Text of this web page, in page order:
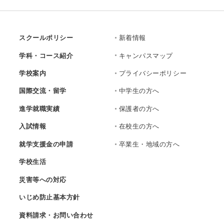
スクールポリシー
学科・コース紹介
学校案内
国際交流・留学
進学就職実績
入試情報
就学支援金の申請
学校生活
災害等への対応
いじめ防止基本方針
資料請求・お問い合わせ
新着情報
キャンパスマップ
プライバシーポリシー
中学生の方へ
保護者の方へ
在校生の方へ
卒業生・地域の方へ